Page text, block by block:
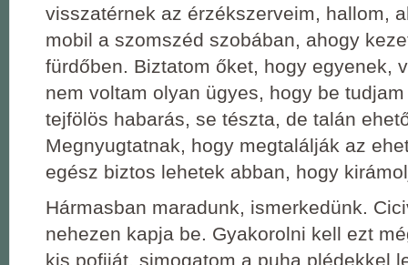
visszatérnek az érzékszerveim, hallom,
mobil a szomszéd szobában, ahogy
fürdőben. Biztatom őket, hogy egyenek,
nem voltam olyan ügyes, hogy be
tejfölös habarás, se tészta, de talán
Megnyugtatnak, hogy megtalálják az
egész biztos lehetek abban, hogy
Hármasban maradunk, ismerkedünk.
nehezen kapja be. Gyakorolni kell ezt
kis pofiját, simogatom a puha plédekkel